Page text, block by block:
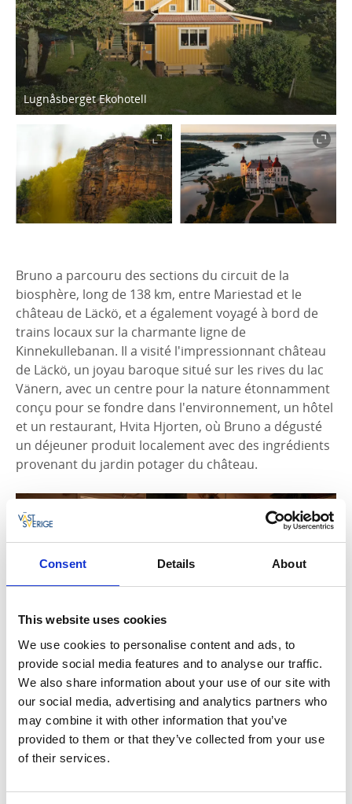
Consent Details About
This website uses cookies
We use cookies to personalise content and ads, to
provide social media features and to analyse our traffic.
We also share information about your use of our site with
our social media, advertising and analytics partners who
may combine it with other information that you’ve
provided to them or that they’ve collected from your use
of their services.
Lugnåsberget Ekohotell
Bruno a parcouru des sections du circuit de la
biosphère, long de 138 km, entre Mariestad et le
château de Läckö, et a également voyagé à bord de
trains locaux sur la charmante ligne de
Kinnekullebanan. Il a visité l'impressionnant château
de Läckö, un joyau baroque situé sur les rives du lac
Vänern, avec un centre pour la nature étonnamment
conçu pour se fondre dans l'environnement, un hôtel
et un restaurant, Hvita Hjorten, où Bruno a dégusté
un déjeuner produit localement avec des ingrédients
provenant du jardin potager du château.
Swedish Country Living